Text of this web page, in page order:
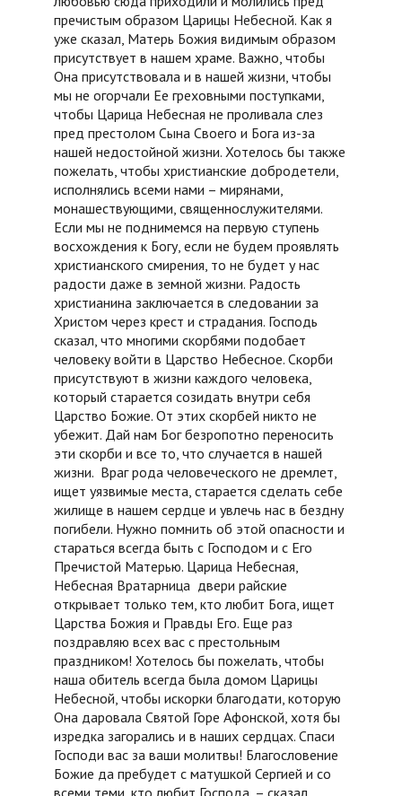
пречистым образом Царицы Небесной. Как я
уже сказал, Матерь Божия видимым образом
присутствует в нашем храме. Важно, чтобы
Она присутствовала и в нашей жизни, чтобы
мы не огорчали Ее греховными поступками,
чтобы Царица Небесная не проливала слез
пред престолом Сына Своего и Бога из-за
нашей недостойной жизни. Хотелось бы также
пожелать, чтобы христианские добродетели,
исполнялись всеми нами – мирянами,
монашествующими, священнослужителями.
Если мы не поднимемся на первую ступень
восхождения к Богу, если не будем проявлять
христианского смирения, то не будет у нас
радости даже в земной жизни. Радость
христианина заключается в следовании за
Христом через крест и страдания. Господь
сказал, что многими скорбями подобает
человеку войти в Царство Небесное. Скорби
присутствуют в жизни каждого человека,
который старается созидать внутри себя
Царство Божие. От этих скорбей никто не
убежит. Дай нам Бог безропотно переносить
эти скорби и все то, что случается в нашей
жизни. Враг рода человеческого не дремлет,
ищет уязвимые места, старается сделать себе
жилище в нашем сердце и увлечь нас в бездну
погибели. Нужно помнить об этой опасности и
стараться всегда быть с Господом и с Его
Пречистой Матерью. Царица Небесная,
Небесная Вратарница двери райские
открывает только тем, кто любит Бога, ищет
Царства Божия и Правды Его. Еще раз
поздравляю всех вас с престольным
праздником! Хотелось бы пожелать, чтобы
наша обитель всегда была домом Царицы
Небесной, чтобы искорки благодати, которую
Она даровала Святой Горе Афонской, хотя бы
изредка загорались и в наших сердцах. Спаси
Господи вас за ваши молитвы! Благословение
Божие да пребудет с матушкой Сергией и со